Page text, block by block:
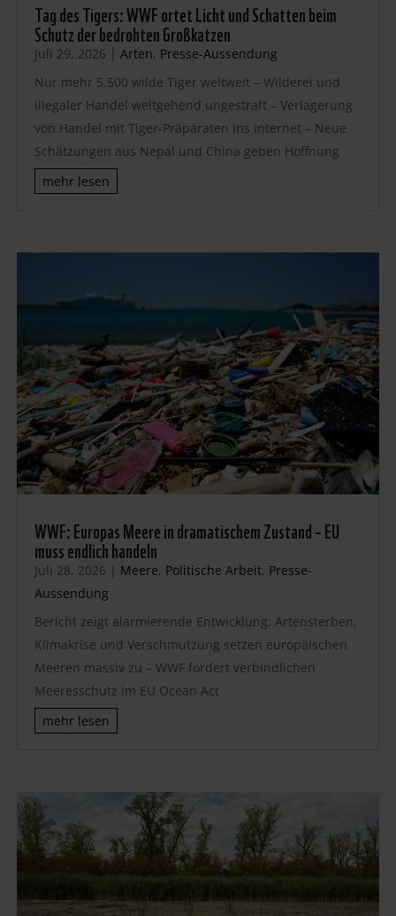
Tag des Tigers: WWF ortet Licht und Schatten beim
Schutz der bedrohten Großkatzen
Juli 29, 2026 | Arten, Presse-Aussendung
Nur mehr 5.500 wilde Tiger weltweit – Wilderei und
illegaler Handel weitgehend ungestraft – Verlagerung
von Handel mit Tiger-Präparaten ins Internet – Neue
Schätzungen aus Nepal und China geben Hoffnung
mehr lesen
WWF: Europas Meere in dramatischem Zustand – EU
muss endlich handeln
Juli 28, 2026 | Meere, Politische Arbeit, Presse-
Aussendung
Bericht zeigt alarmierende Entwicklung: Artensterben,
Klimakrise und Verschmutzung setzen europäischen
Meeren massiv zu – WWF fordert verbindlichen
Meeresschutz im EU Ocean Act
mehr lesen